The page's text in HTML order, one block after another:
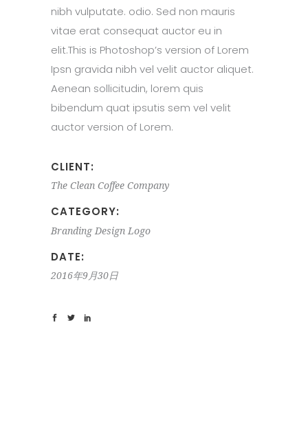
nibh vulputate. odio. Sed non mauris
vitae erat consequat auctor eu in
elit.This is Photoshop’s version of Lorem
Ipsn gravida nibh vel velit auctor aliquet.
Aenean sollicitudin, lorem quis
bibendum quat ipsutis sem vel velit
auctor version of Lorem.
CLIENT:
The Clean Coffee Company
CATEGORY:
Branding Design Logo
DATE:
2016年9月30日